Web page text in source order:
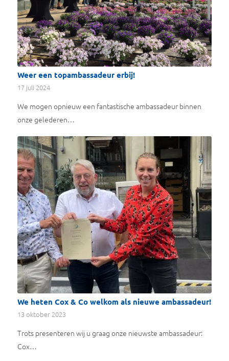
Weer een topambassadeur erbij!
17 juli 2024
We mogen opnieuw een fantastische ambassadeur binnen
onze gelederen…
We heten Cox & Co welkom als nieuwe ambassadeur!
13 oktober 2023
Trots presenteren wij u graag onze nieuwste ambassadeur:
Cox…